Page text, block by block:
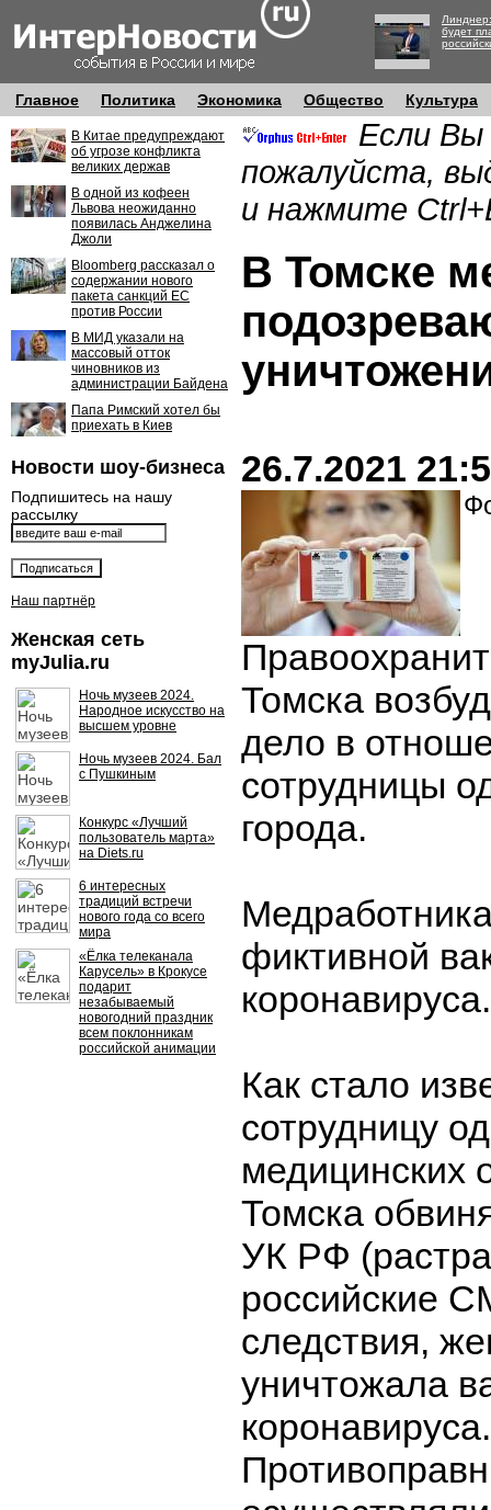
будет
Главное Политика Экономика Общество Культура
В Китае предупреждают
об угрозе конфликта
великих держав
В одной из кофеен
Львова неожиданно
появилась Анджелина
Джоли
Bloomberg рассказал о
содержании нового
пакета санкций ЕС
против России
В МИД указали на
массовый отток
чиновников из
администрации Байдена
Папа Римский хотел бы
приехать в Киев
Новости шоу-бизнеса
Подпишитесь на нашу
рассылку
Наш партнёр
Женская сеть
myJulia.ru
Ночь музеев 2024.
Народное искусство на
высшем уровне
Ночь музеев 2024. Бал
с Пушкиным
Конкурс «Лучший
пользователь марта»
на Diets.ru
6 интересных
традиций встречи
нового года со всего
мира
«Ёлка телеканала
Карусель» в Крокусе
подарит
незабываемый
новогодний праздник
всем поклонникам
российской анимации
Если Вы
пожалуйста,
и нажмите
В Томске
26.7.2021
Томска
дело в
сотрудницы
города.
фиктивной
коронавируса.
Как стало
сотрудницу
медицинских
Томска
УК РФ
российские
следствия,
уничтожала
коронавируса.